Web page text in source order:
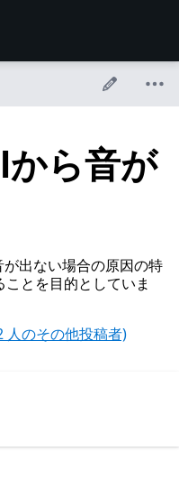
ら音が
出ない場合の原因の特
とを目的としていま
人のその他投稿者)